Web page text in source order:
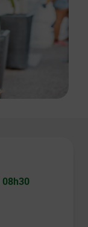
08h30